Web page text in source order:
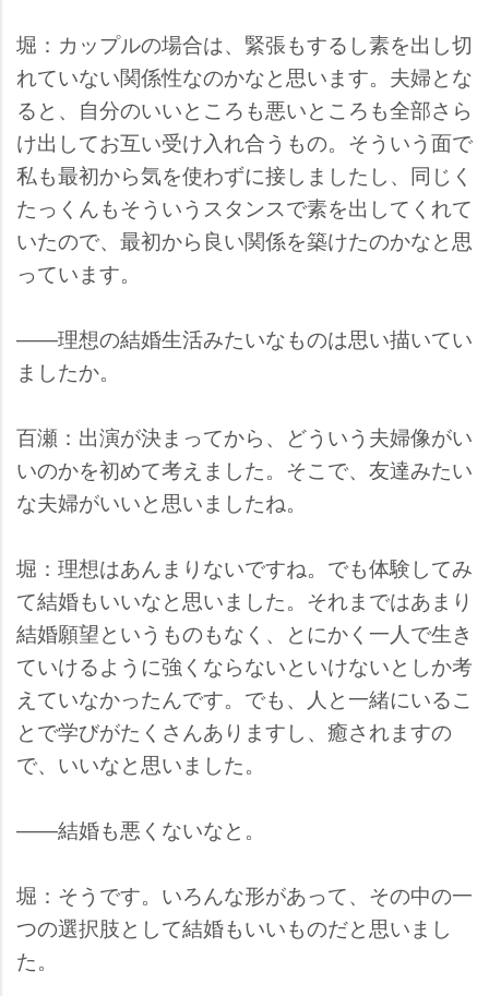
堀：カップルの場合は、緊張もするし素を出し切
れていない関係性なのかなと思います。夫婦とな
ると、自分のいいところも悪いところも全部さら
け出してお互い受け入れ合うもの。そういう面で
私も最初から気を使わずに接しましたし、同じく
たっくんもそういうスタンスで素を出してくれて
いたので、最初から良い関係を築けたのかなと思
っています。
――理想の結婚生活みたいなものは思い描いてい
ましたか。
百瀬：出演が決まってから、どういう夫婦像がい
いのかを初めて考えました。そこで、友達みたい
な夫婦がいいと思いましたね。
堀：理想はあんまりないですね。でも体験してみ
て結婚もいいなと思いました。それまではあまり
結婚願望というものもなく、とにかく一人で生き
ていけるように強くならないといけないとしか考
えていなかったんです。でも、人と一緒にいるこ
とで学びがたくさんありますし、癒されますの
で、いいなと思いました。
――結婚も悪くないなと。
堀：そうです。いろんな形があって、その中の一
つの選択肢として結婚もいいものだと思いまし
た。